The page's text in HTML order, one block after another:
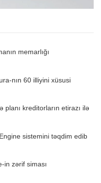
memarlığı
nın 60 illiyini xüsusi
planı kreditorların etirazı ilə
sistemini təqdim edib
in zərif siması